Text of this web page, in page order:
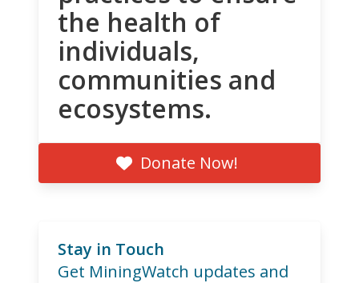
the health of
individuals,
communities and
ecosystems.
Donate Now!
Stay in Touch
Get MiningWatch updates and